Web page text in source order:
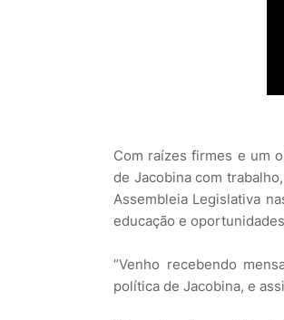
Com raízes firmes e um
de Jacobina com
Assembleia Legislativa
educação e
“Venho recebendo
política de Jacobina, e